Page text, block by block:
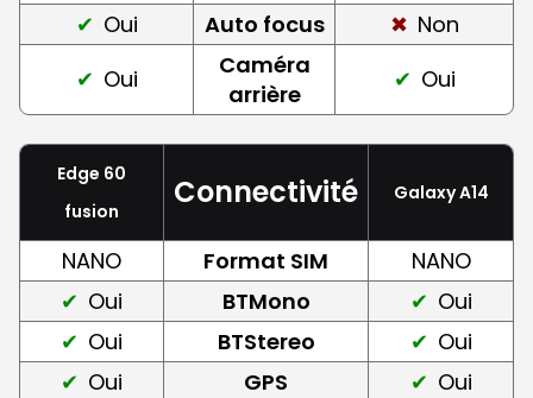
Oui
Auto focus
Non
Oui
Caméra
arrière
Oui
Edge 60
fusion
Connectivité Galaxy A14
NANO Format SIM
NANO
Oui
BTMono
Oui
Oui
BTStereo
Oui
Oui
GPS
Oui